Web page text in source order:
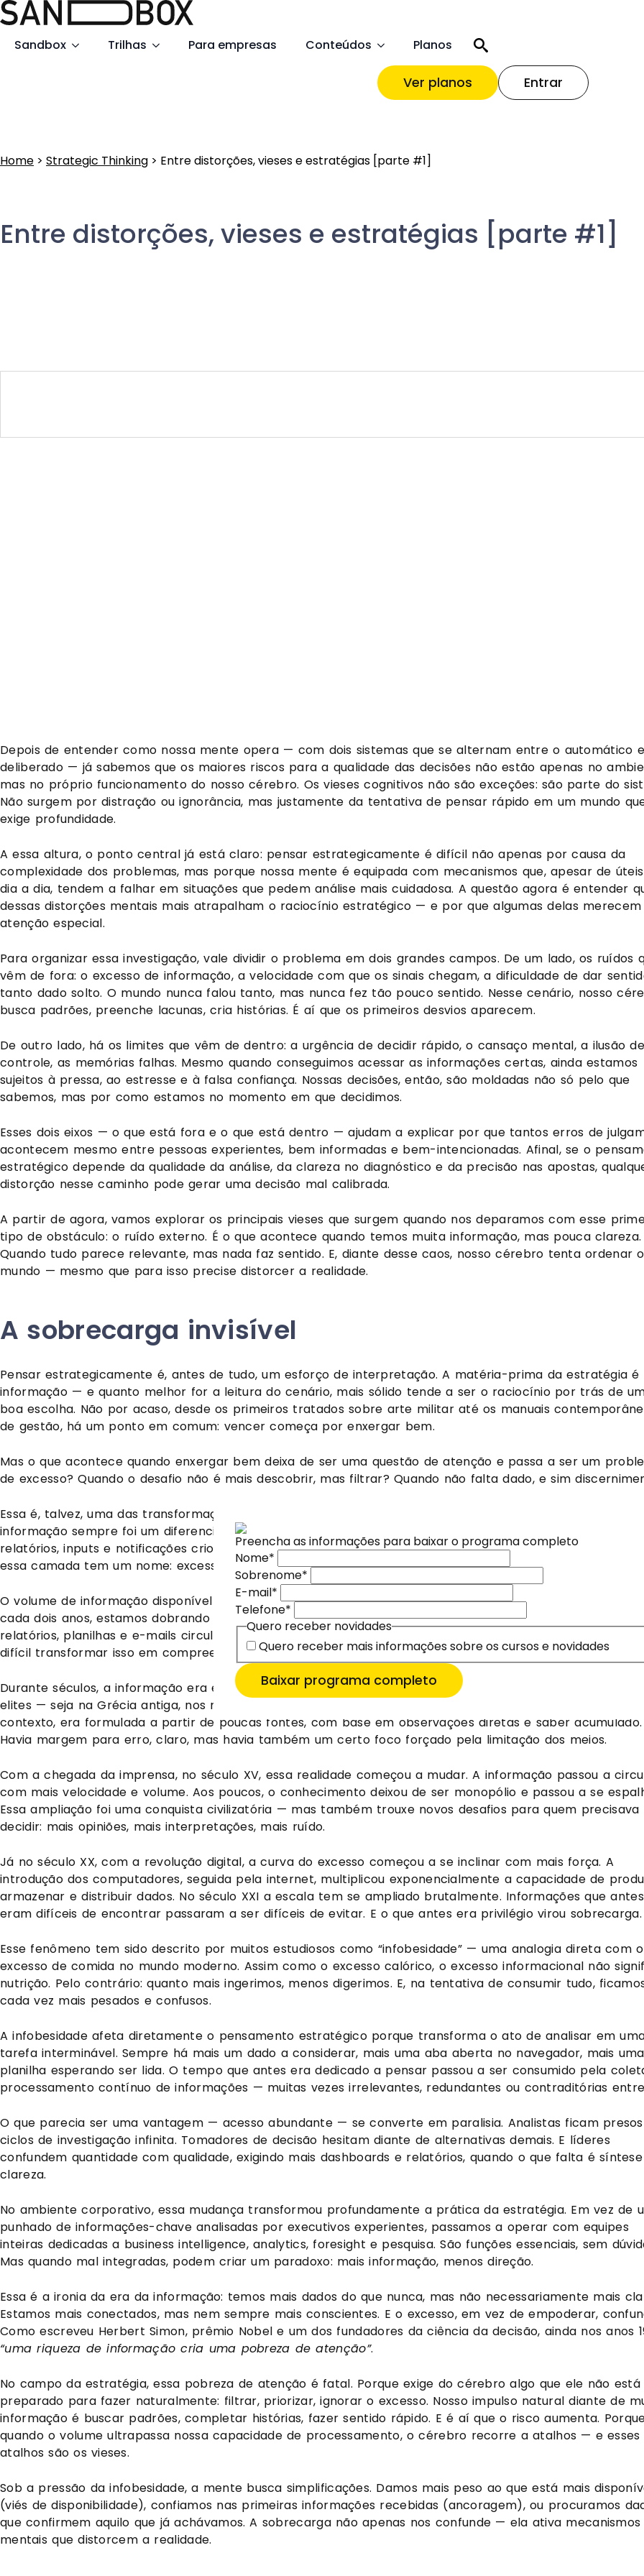
Sandbox Trilhas Para empresas Conteúdos Planos
for:
Ver planos Entrar
Home > Strategic Thinking > Entre distorções, vieses e estratégias [parte #1]
Entre distorções, vieses e estratégias [parte #1]
Depois de entender como nossa mente opera — com dois sistemas que se alternam entre o automático
deliberado — já sabemos que os maiores riscos para a qualidade das decisões não estão apenas no
mas no próprio funcionamento do nosso cérebro. Os vieses cognitivos não são exceções: são parte do
Não surgem por distração ou ignorância, mas justamente da tentativa de pensar rápido em um mundo
exige profundidade.
A essa altura, o ponto central já está claro: pensar estrategicamente é difícil não apenas por causa da
complexidade dos problemas, mas porque nossa mente é equipada com mecanismos que, apesar de
dia a dia, tendem a falhar em situações que pedem análise mais cuidadosa. A questão agora é entender
dessas distorções mentais mais atrapalham o raciocínio estratégico — e por que algumas delas merecem
atenção especial.
Para organizar essa investigação, vale dividir o problema em dois grandes campos. De um lado, os ruídos
vêm de fora: o excesso de informação, a velocidade com que os sinais chegam, a dificuldade de dar
tanto dado solto. O mundo nunca falou tanto, mas nunca fez tão pouco sentido. Nesse cenário, nosso
busca padrões, preenche lacunas, cria histórias. É aí que os primeiros desvios aparecem.
De outro lado, há os limites que vêm de dentro: a urgência de decidir rápido, o cansaço mental, a ilusão de
controle, as memórias falhas. Mesmo quando conseguimos acessar as informações certas, ainda estamos
sujeitos à pressa, ao estresse e à falsa confiança. Nossas decisões, então, são moldadas não só pelo que
sabemos, mas por como estamos no momento em que decidimos.
Esses dois eixos — o que está fora e o que está dentro — ajudam a explicar por que tantos erros de
acontecem mesmo entre pessoas experientes, bem informadas e bem-intencionadas. Afinal, se o
estratégico depende da qualidade da análise, da clareza no diagnóstico e da precisão nas apostas,
distorção nesse caminho pode gerar uma decisão mal calibrada.
A partir de agora, vamos explorar os principais vieses que surgem quando nos deparamos com esse
tipo de obstáculo: o ruído externo. É o que acontece quando temos muita informação, mas pouca clareza.
Quando tudo parece relevante, mas nada faz sentido. E, diante desse caos, nosso cérebro tenta ordenar o
mundo — mesmo que para isso precise distorcer a realidade.
A sobrecarga invisível
Pensar estrategicamente é, antes de tudo, um esforço de interpretação. A matéria-prima da estratégia é
informação — e quanto melhor for a leitura do cenário, mais sólido tende a ser o raciocínio por trás de
boa escolha. Não por acaso, desde os primeiros tratados sobre arte militar até os manuais
de gestão, há um ponto em comum: vencer começa por enxergar bem.
Mas o que acontece quando enxergar bem deixa de ser uma questão de atenção e passa a ser um
de excesso? Quando o desafio não é mais descobrir, mas filtrar? Quando não falta dado, e sim
Essa é, talvez, uma das transformações mais radicais enfrentadas por quem toma decisões hoje. Porque se
informação sempre foi um diferencial, ela agora se tornou um problema. O acúmulo contínuo de dados,
relatórios, inputs e notificações criou uma espécie de camada invisível que obscurece, mais do que revela. E
essa camada tem um nome: excesso.
O volume de informação disponível no mundo hoje cresce de forma exponencial. Estimativas apontam que,
cada dois anos, estamos dobrando a quantidade de dados gerados. São bilhões de posts, vídeos,
relatórios, planilhas e e-mails circulando todos os dias. Nunca foi tão fácil acessar conteúdo, e nunca foi tão
difícil transformar isso em compreensão real. Voltemos por um momento no tempo.
Durante séculos, a informação era escassa, cara e concentrada. O acesso ao conhecimento era restrito a
elites — seja na Grécia antiga, nos mosteiros medievais ou nas primeiras universidades. Estratégia, naquele
contexto, era formulada a partir de poucas fontes, com base em observações diretas e saber acumulado.
Havia margem para erro, claro, mas havia também um certo foco forçado pela limitação dos meios.
Com a chegada da imprensa, no século XV, essa realidade começou a mudar. A informação passou a
com mais velocidade e volume. Aos poucos, o conhecimento deixou de ser monopólio e passou a se
Essa ampliação foi uma conquista civilizatória — mas também trouxe novos desafios para quem precisava
decidir: mais opiniões, mais interpretações, mais ruído.
Já no século XX, com a revolução digital, a curva do excesso começou a se inclinar com mais força. A
introdução dos computadores, seguida pela internet, multiplicou exponencialmente a capacidade de
armazenar e distribuir dados. No século XXI a escala tem se ampliado brutalmente. Informações que antes
eram difíceis de encontrar passaram a ser difíceis de evitar. E o que antes era privilégio virou sobrecarga.
Esse fenômeno tem sido descrito por muitos estudiosos como “infobesidade” — uma analogia direta com o
excesso de comida no mundo moderno. Assim como o excesso calórico, o excesso informacional não
nutrição. Pelo contrário: quanto mais ingerimos, menos digerimos. E, na tentativa de consumir tudo,
cada vez mais pesados e confusos.
A infobesidade afeta diretamente o pensamento estratégico porque transforma o ato de analisar em
tarefa interminável. Sempre há mais um dado a considerar, mais uma aba aberta no navegador, mais uma
planilha esperando ser lida. O tempo que antes era dedicado a pensar passou a ser consumido pela
processamento contínuo de informações — muitas vezes irrelevantes, redundantes ou contraditórias
O que parecia ser uma vantagem — acesso abundante — se converte em paralisia. Analistas ficam
ciclos de investigação infinita. Tomadores de decisão hesitam diante de alternativas demais. E líderes
confundem quantidade com qualidade, exigindo mais dashboards e relatórios, quando o que falta é
clareza.
No ambiente corporativo, essa mudança transformou profundamente a prática da estratégia. Em vez de
punhado de informações-chave analisadas por executivos experientes, passamos a operar com equipes
inteiras dedicadas a business intelligence, analytics, foresight e pesquisa. São funções essenciais, sem
Mas quando mal integradas, podem criar um paradoxo: mais informação, menos direção.
Essa é a ironia da era da informação: temos mais dados do que nunca, mas não necessariamente mais
Estamos mais conectados, mas nem sempre mais conscientes. E o excesso, em vez de empoderar,
Como escreveu Herbert Simon, prêmio Nobel e um dos fundadores da ciência da decisão, ainda nos anos
“uma riqueza de informação cria uma pobreza de atenção”.
No campo da estratégia, essa pobreza de atenção é fatal. Porque exige do cérebro algo que ele não está
preparado para fazer naturalmente: filtrar, priorizar, ignorar o excesso. Nosso impulso natural diante de
informação é buscar padrões, completar histórias, fazer sentido rápido. E é aí que o risco aumenta.
quando o volume ultrapassa nossa capacidade de processamento, o cérebro recorre a atalhos — e esses
atalhos são os vieses.
Sob a pressão da infobesidade, a mente busca simplificações. Damos mais peso ao que está mais
(viés de disponibilidade), confiamos nas primeiras informações recebidas (ancoragem), ou procuramos
que confirmem aquilo que já achávamos. A sobrecarga não apenas nos confunde — ela ativa mecanismos
mentais que distorcem a realidade.
Nome*
Sobrenome
E-mail*
Telefone
Quero receber novidades
Quero receber mais informações sobre os cursos e novidades
Quero mais informações
Assine nossas
Inscreva-se na nossa newsletter e receba novidades, conteúdos
especiais direto no seu e-mail. Não perca nada!
Email*
Quero me inscrever
Assine nossas
Inscreva-se na nossa newsletter e receba novidades, conteúdos
especiais direto no seu e-mail. Não perca nada!
Email*
Quero me inscrever
Preencha as informações para baixar o programa completo
Nome*
Sobrenome*
E-mail*
Telefone*
Quero receber novidades
Quero receber mais informações sobre os cursos e novidades
Baixar programa completo